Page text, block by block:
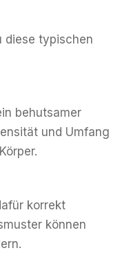
diese typischen
behutsamer
und Umfang
korrekt
können